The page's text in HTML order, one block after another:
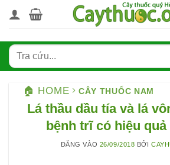
qua
dung
🏠 HOME CÂY THUỐC NAM
Lá thầu dầu tía và lá
bệnh trĩ có hiệu
ĐĂNG VÀO 26/09/2018 BỞI